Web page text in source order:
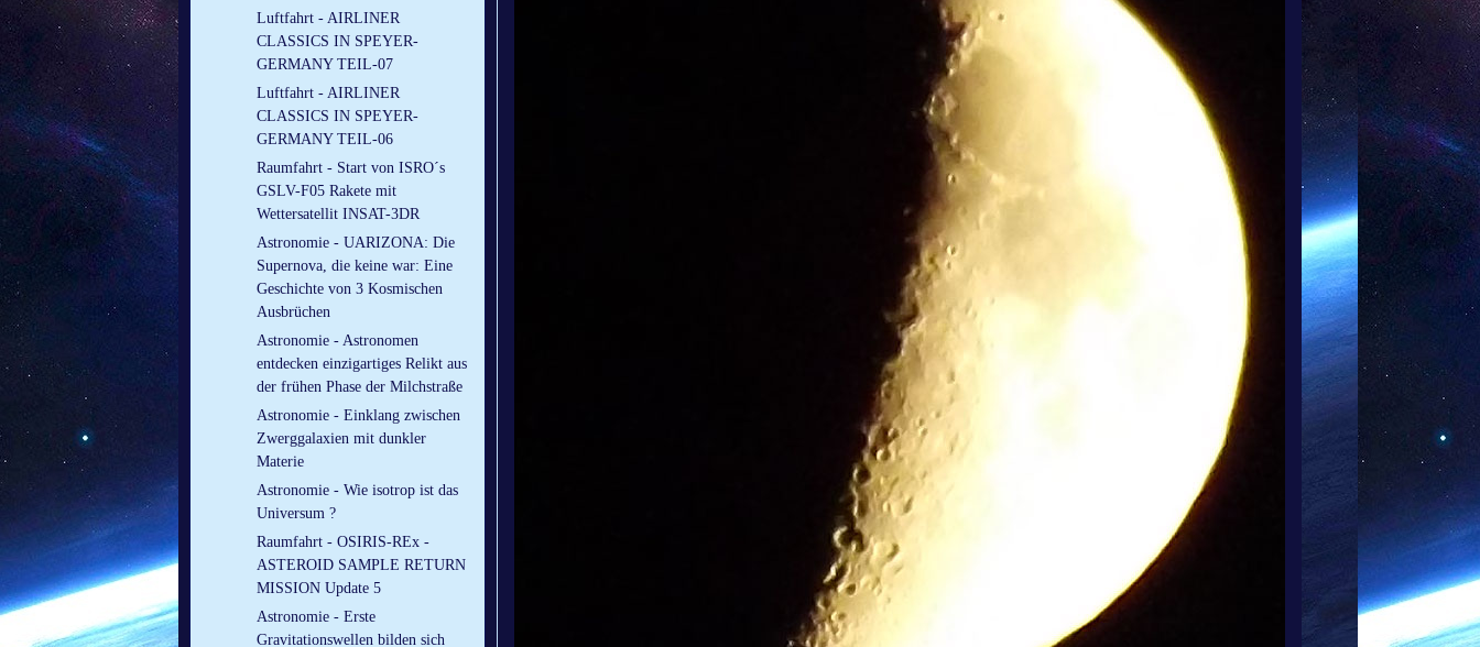
Luftfahrt - AIRLINER
CLASSICS IN SPEYER-
GERMANY TEIL-07
Luftfahrt - AIRLINER
CLASSICS IN SPEYER-
GERMANY TEIL-06
Raumfahrt - Start von ISRO´s
GSLV-F05 Rakete mit
Wettersatellit INSAT-3DR
Astronomie - UARIZONA: Die
Supernova, die keine war: Eine
Geschichte von 3 Kosmischen
Ausbrüchen
Astronomie - Astronomen
entdecken einzigartiges Relikt aus
der frühen Phase der Milchstraße
Astronomie - Einklang zwischen
Zwerggalaxien mit dunkler
Materie
Astronomie - Wie isotrop ist das
Universum ?
Raumfahrt - OSIRIS-REx -
ASTEROID SAMPLE RETURN
MISSION Update 5
Astronomie - Erste
Gravitationswellen bilden sich